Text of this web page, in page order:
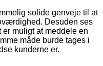
solide genveje til at
Desuden ses
muligt at meddele en
måde burde tages i
kunderne er.